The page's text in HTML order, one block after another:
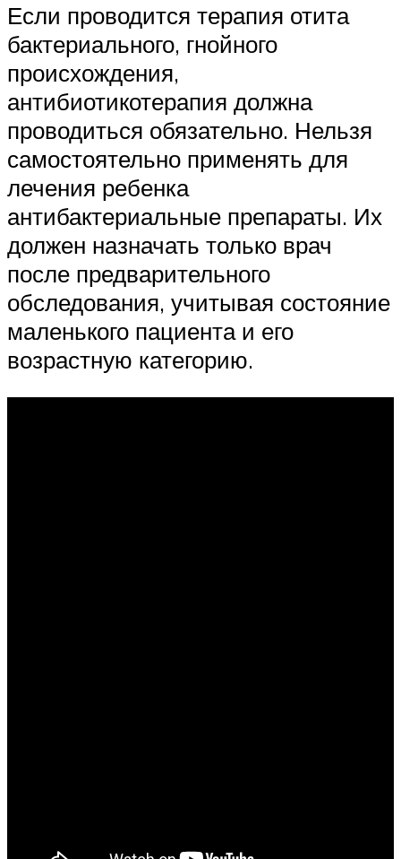
Если проводится терапия отита
бактериального, гнойного
происхождения,
антибиотикотерапия должна
проводиться обязательно. Нельзя
самостоятельно применять для
лечения ребенка
антибактериальные препараты. Их
должен назначать только врач
после предварительного
обследования, учитывая состояние
маленького пациента и его
возрастную категорию.